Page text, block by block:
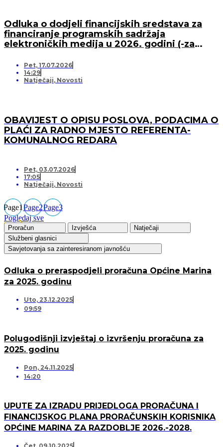
Odluka o dodjeli financijskih sredstava za
financiranje programskih sadržaja
elektroničkih medija u 2026. godini (-za
Pet, 17.07.2026
14:29
Natječaji, Novosti
OBAVIJEST O OPISU POSLOVA, PODACIMA O
PLAĆI ZA RADNO MJESTO REFERENTA-
KOMUNALNOG REDARA
Pet, 03.07.2026
17:05
Natječaji, Novosti
Page1Page2Page3
Pogledaj sve
Proračun Izvješća
Natječaji
Službeni glasnici
Savjetovanja sa zainteresiranom javnošću
Odluka o preraspodjeli proračuna Općine Marina
za 2025. godinu
Uto, 23.12.2025
09:59
Polugodišnji izvještaj o izvršenju proračuna za
2025. godinu
Pon, 24.11.2025
14:20
UPUTE ZA IZRADU PRIJEDLOGA PRORAČUNA I
FINANCIJSKOG PLANA PRORAČUNSKIH KORISNIKA
OPĆINE MARINA ZA RAZDOBLJE 2026.-2028.